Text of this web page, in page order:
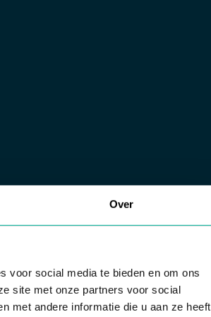
Over
voor social media te bieden en om ons
site met onze partners voor social
met andere informatie die u aan ze heeft